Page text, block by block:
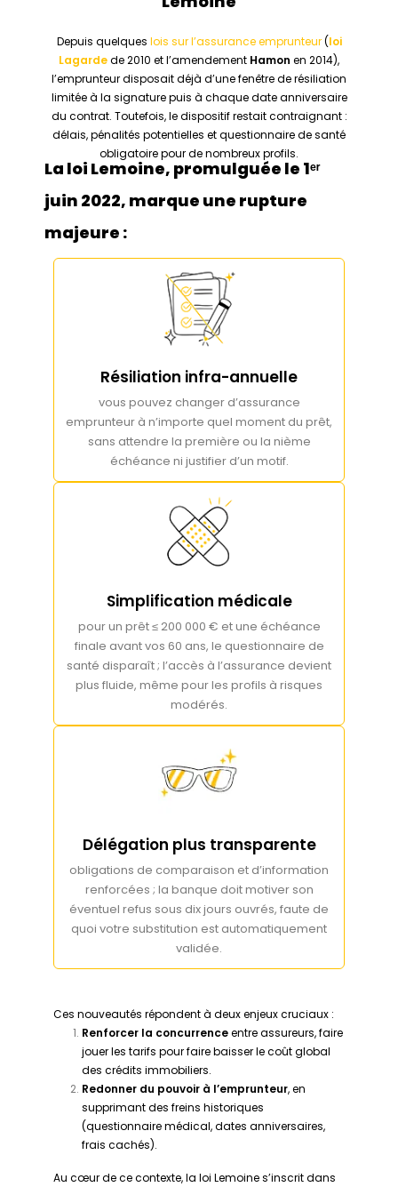
Depuis quelques lois sur l’assurance emprunteur(loi
Lagardede 2010 et l’amendement Hamon en 2014),
l’emprunteur disposait déjà d’une fenêtre de résiliation
limitée à la signature puis à chaque date anniversaire
du contrat. Toutefois, le dispositif restait contraignant :
délais, pénalités potentielles et questionnaire de santé
obligatoire pour de nombreux profils.
La loi Lemoine, promulguée le 1ᵉʳ
juin 2022, marque une rupture
majeure :
Résiliation infra-annuelle
vous pouvez changer d’assurance
emprunteur à n’importe quel moment du prêt,
sans attendre la première ou la nième
échéance ni justifier d’un motif.
Simplification médicale
pour un prêt ≤ 200 000 € et une échéance
finale avant vos 60 ans, le questionnaire de
santé disparaît ; l’accès à l’assurance devient
plus fluide, même pour les profils à risques
modérés.
Délégation plus transparente
obligations de comparaison et d’information
renforcées ; la banque doit motiver son
éventuel refus sous dix jours ouvrés, faute de
quoi votre substitution est automatiquement
validée.
Ces nouveautés répondent à deux enjeux cruciaux :
Renforcer la concurrenceentre assureurs, faire
jouer les tarifs pour faire baisser le coût global
des crédits immobiliers.
Redonner du pouvoir à l’emprunteur, en
supprimant des freins historiques
(questionnaire médical, dates anniversaires,
frais cachés).
Au cœur de ce contexte, la loi Lemoine s’inscrit dans